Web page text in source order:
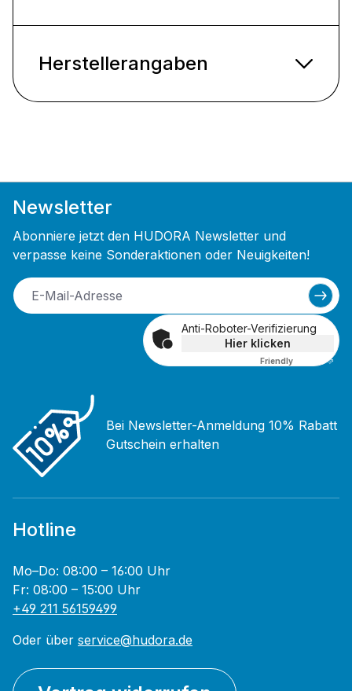
Herstellerangaben
Newsletter
Abonniere jetzt den HUDORA Newsletter und
verpasse keine Sonderaktionen oder Neuigkeiten!
Anti-Roboter-Verifizierung
Hier klicken
Friendly Captcha ⇗
Bei Newsletter-Anmeldung 10% Rabatt
Gutschein erhalten
Hotline
Mo–Do: 08:00 – 16:00 Uhr
Fr: 08:00 – 15:00 Uhr
+49 211 56159499
Oder über service@hudora.de